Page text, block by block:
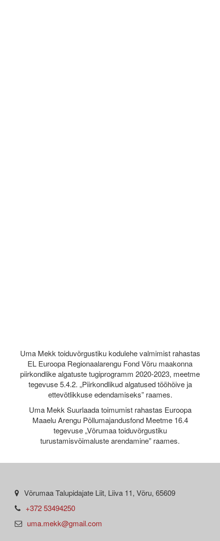
Uma Mekk toiduvõrgustiku kodulehe valmimist rahastas
EL Euroopa Regionaalarengu Fond Võru maakonna
piirkondlike algatuste tugiprogramm 2020-2023, meetme
tegevuse 5.4.2. „Piirkondlikud algatused tööhõive ja
ettevõtlikkuse edendamiseks” raames.
Uma Mekk Suurlaada toimumist rahastas Euroopa
Maaelu Arengu Põllumajandusfond Meetme 16.4
tegevuse „Võrumaa toiduvõrgustiku
turustamisvõimaluste arendamine” raames.
Võrumaa Talupidajate Liit, Liiva 11, Võru, 65609
+372 53494250
uma.mekk@gmail.com